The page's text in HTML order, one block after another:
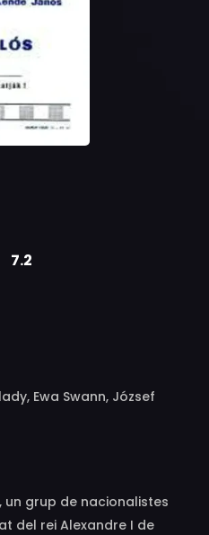
7.2
Ewa Swann, József
March, Pascal Aubier,
grup de nacionalistes
del rei Alexandre I de